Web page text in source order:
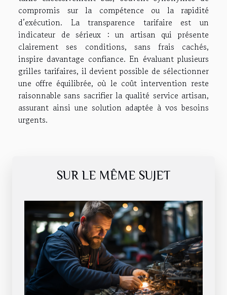
compromis sur la compétence ou la rapidité
d’exécution. La transparence tarifaire est un
indicateur de sérieux : un artisan qui présente
clairement ses conditions, sans frais cachés,
inspire davantage confiance. En évaluant plusieurs
grilles tarifaires, il devient possible de sélectionner
une offre équilibrée, où le coût intervention reste
raisonnable sans sacrifier la qualité service artisan,
assurant ainsi une solution adaptée à vos besoins
urgents.
SUR LE MÊME SUJET